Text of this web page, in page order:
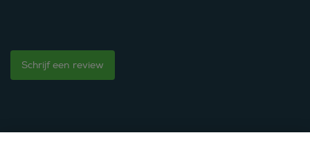
Schrijf een review